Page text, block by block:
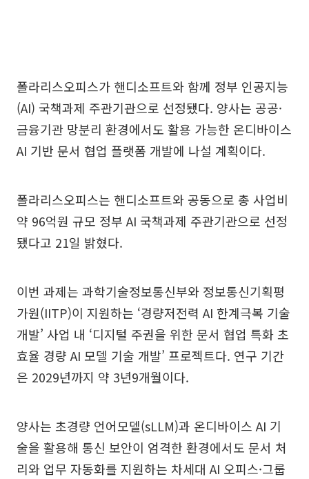
폴라리스오피스가 핸디소프트와 함께 정부 인공지능
(AI) 국책과제 주관기관으로 선정됐다. 양사는 공공·
금융기관 망분리 환경에서도 활용 가능한 온디바이스
AI 기반 문서 협업 플랫폼 개발에 나설 계획이다.
폴라리스오피스는 핸디소프트와 공동으로 총 사업비
약 96억원 규모 정부 AI 국책과제 주관기관으로 선정
됐다고 21일 밝혔다.
이번 과제는 과학기술정보통신부와 정보통신기획평
가원(IITP)이 지원하는 ‘경량저전력 AI 한계극복 기술
개발’ 사업 내 ‘디지털 주권을 위한 문서 협업 특화 초
효율 경량 AI 모델 기술 개발’ 프로젝트다. 연구 기간
은 2029년까지 약 3년9개월이다.
양사는 초경량 언어모델(sLLM)과 온디바이스 AI 기
술을 활용해 통신 보안이 엄격한 환경에서도 문서 처
리와 업무 자동화를 지원하는 차세대 AI 오피스·그룹